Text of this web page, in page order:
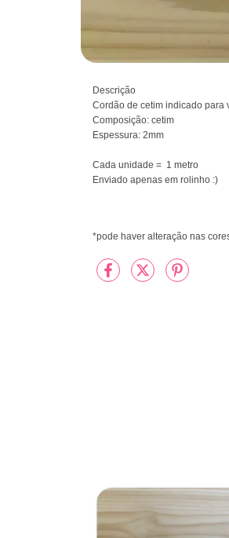
Descrição
Cordão de cetim indicado para
Composição: cetim
Espessura: 2mm
Cada unidade =  1 metro
Enviado apenas em rolinho :)
*pode haver alteração nas